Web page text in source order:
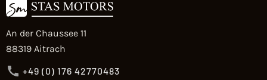
An der Chaussee 11
88319 Aitrach
+49 (0) 176 42770483